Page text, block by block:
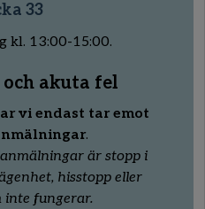
33
kl. 13:00-15:00.
akuta fel
vi endast tar emot
.
är stopp i
hisstopp eller
fungerar.